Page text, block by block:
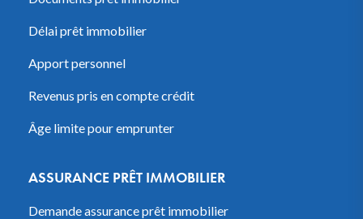
Délai prêt immobilier
Apport personnel
Revenus pris en compte crédit
Âge limite pour emprunter
ASSURANCE PRÊT IMMOBILIER
Demande assurance prêt immobilier